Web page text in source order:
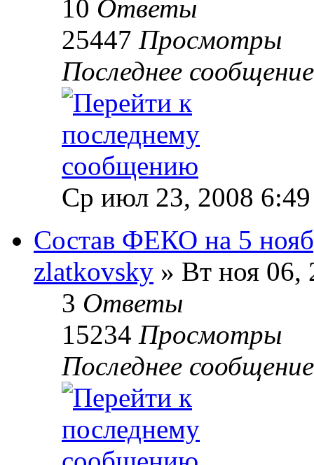
10 Ответы
25447 Просмотры
Последнее
Ср июл 23, 2008 6:49
Состав ФЕКО на 5
zlatkovsky » Вт ноя 06,
3 Ответы
15234 Просмотры
Последнее